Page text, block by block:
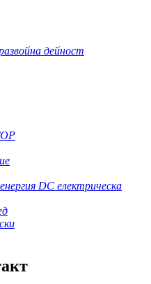
дейност
DC електрическа